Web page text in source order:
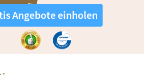
Angebote einholen